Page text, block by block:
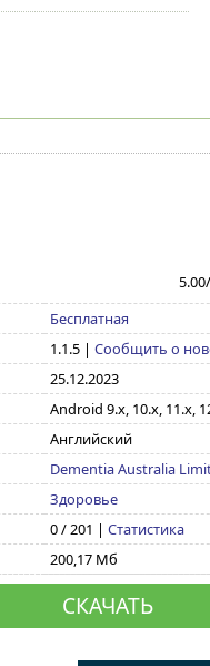
5.00
Бесплатная
1.1.5| Сообщить о
25.12.2023
Android 9.x, 10.x, 11.x,
Английский
Dementia Australia
Здоровье
0 / 201 | Статистика
200,17 Мб
СКАЧАТЬ